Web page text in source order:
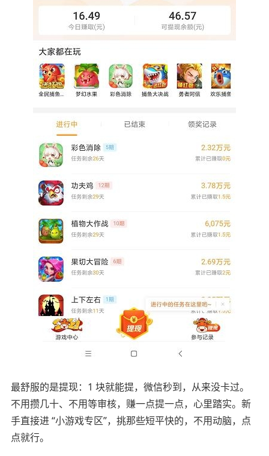
最舒服的是提现：1 块就能提，微信秒到，从来没卡过。
不用攒几十、不用等审核，赚一点提一点，心里踏实。新
手直接进 “小游戏专区”，挑那些短平快的，不用动脑，点
点就行。